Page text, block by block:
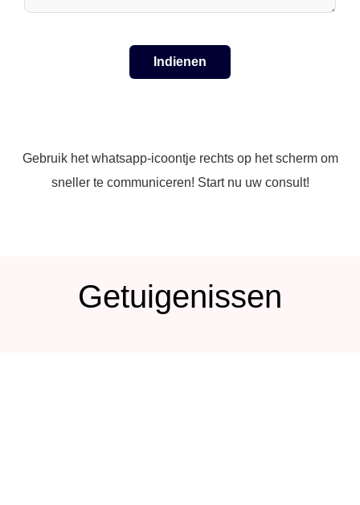
Gebruik het whatsapp-icoontje rechts op het scherm om
sneller te communiceren! Start nu uw consult!
Getuigenissen